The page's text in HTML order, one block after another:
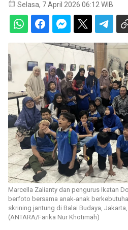
Selasa, 7 April 2026 06:12 WIB
Marcella Zalianty dan pengurus Ikatan
berfoto bersama anak-anak
skrining jantung di Balai Budaya,
(ANTARA/Farika Nur Khotimah)